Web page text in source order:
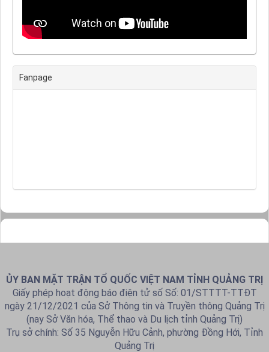
Fanpage
ỦY BAN MẶT TRẬN TỔ QUỐC VIỆT NAM TỈNH QUẢNG TRỊ
Giấy phép hoạt động báo điện tử số Số: 01/STTTT-TTĐT
ngày 21/12/2021 của Sở Thông tin và Truyền thông Quảng Trị
(nay Sở Văn hóa, Thể thao và Du lịch tỉnh Quảng Trị)
Trụ sở chính: Số 35 Nguyễn Hữu Cảnh, phường Đồng Hới, Tỉnh
Quảng Trị